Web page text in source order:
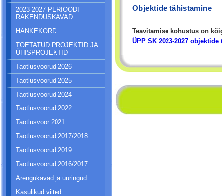
2023-2027 PERIOODI
RAKENDUSKAVAD
HANKEKORD
TOETATUD PROJEKTID JA
ÜHISPROJEKTID
Taotlusvoorud 2026
Taotlusvoorud 2025
Taotlusvoorud 2024
Taotlusvoorud 2022
Taotlusvoor 2021
Taotlusvoorud 2017/2018
Taotlusvoorud 2019
Taotlusvoorud 2016/2017
Arengukavad ja uuringud
Kasulikud viited
Objektide tähistamine
Teavitamise kohustus on
ÜPP SK 2023-2027 objektide